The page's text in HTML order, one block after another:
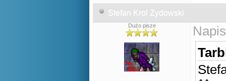
Stefan Krol Zydowski
Dużo pisze